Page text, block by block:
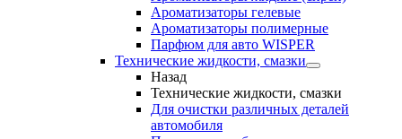
Ароматизаторы гелевые
Ароматизаторы полимерные
Парфюм для авто WISPER
Технические жидкости, смазки
Назад
Технические жидкости, смазки
Для очистки различных деталей
автомобиля